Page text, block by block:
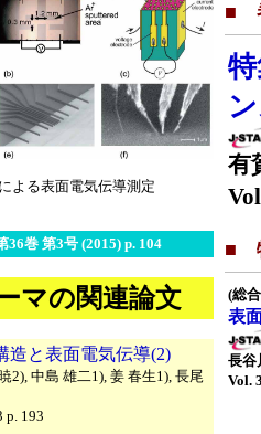
よる表面電気伝導測定
36巻 第3号 (2015) p. 104
マの関連論文
造と表面電気伝導(2)
2), 中島 雄二1), 姜 春生1), 長尾
p. 193
■
有
■
(総
表
長谷
Vol.